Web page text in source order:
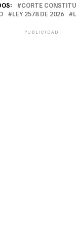
CORTE
LEY 2578 DE 2026
PUBLICIDAD